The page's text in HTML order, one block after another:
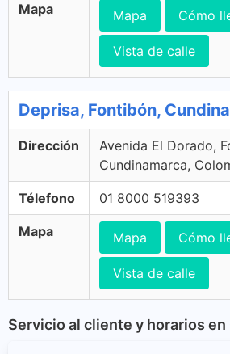
Mapa Mapa Cómo
Vista de calle
Deprisa, Fontibón,
Dirección
Avenida El Dorado,
Cundinamarca,
Télefono 01 8000 519393
Mapa Mapa Cómo
Vista de calle
Servicio al cliente y horarios en